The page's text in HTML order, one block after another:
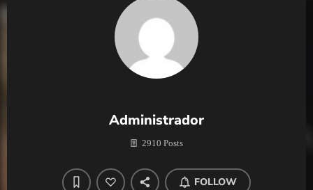
Administrador
2910 Posts
FOLLOW